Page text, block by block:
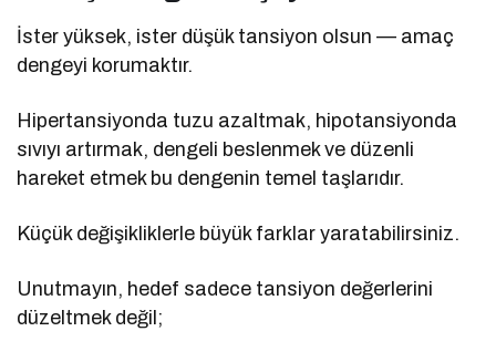
İster yüksek, ister düşük tansiyon olsun — amaç
dengeyi korumaktır.
Hipertansiyonda tuzu azaltmak, hipotansiyonda
sıvıyı artırmak, dengeli beslenmek ve düzenli
hareket etmek bu dengenin temel taşlarıdır.
Küçük değişikliklerle büyük farklar yaratabilirsiniz.
Unutmayın, hedef sadece tansiyon değerlerini
düzeltmek değil;